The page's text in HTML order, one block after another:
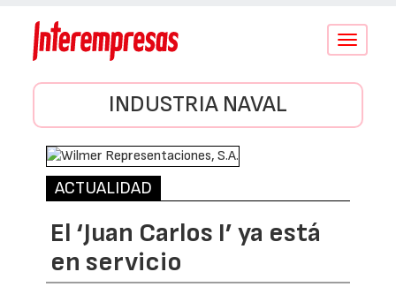
Conmutar
INDUSTRIA NAVAL
ACTUALIDAD
El ‘Juan Carlos I’ ya está
en servicio